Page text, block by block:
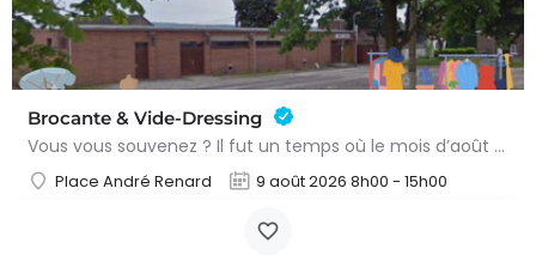
Brocante & Vide-Dressing
Vous vous souvenez ? Il fut un temps où le mois d’août au Viamont rimait avec festivités, convivialité et…
Place André Renard 9 août 2026 8h00 - 15h00